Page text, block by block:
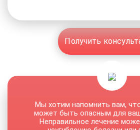
Получить
Мы хотим напомнить вам,
может быть опасным для
Неправильное лечение